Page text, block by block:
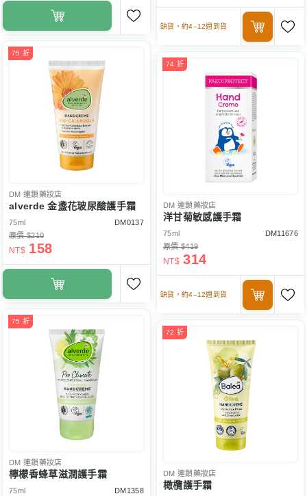
缺貨，約4–12週到貨
75 折
DM 連鎖藥妝店
alverde 金盞花玻尿酸護手霜
75ml
DM0137
原價 $210
NT$ 158
74 折
DM 連鎖藥妝店
洋甘菊敏感護手霜
75ml
DM11676
原價 $419
NT$ 314
缺貨，約4–12週到貨
75 折
DM 連鎖藥妝店
檸檬香蜂草滋潤護手霜
75ml
DM1358
72 折
DM 連鎖藥妝店
橄欖護手霜